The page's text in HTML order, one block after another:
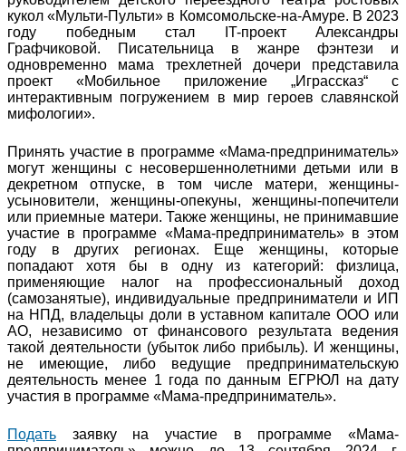
кукол «Мульти-Пульти» в Комсомольске-на-Амуре. В 2023
году победным стал IT-проект Александры
Графчиковой. Писательница в жанре фэнтези и
одновременно мама трехлетней дочери представила
проект «Мобильное приложение „Играссказ“ с
интерактивным погружением в мир героев славянской
мифологии».
Принять участие в программе «Мама-предприниматель»
могут женщины с несовершеннолетними детьми или в
декретном отпуске, в том числе матери, женщины-
усыновители, женщины-опекуны, женщины-попечители
или приемные матери. Также женщины, не принимавшие
участие в программе «Мама-предприниматель» в этом
году в других регионах. Еще женщины, которые
попадают хотя бы в одну из категорий: физлица,
применяющие налог на профессиональный доход
(самозанятые), индивидуальные предприниматели и ИП
на НПД, владельцы доли в уставном капитале ООО или
АО, независимо от финансового результата ведения
такой деятельности (убыток либо прибыль). И женщины,
не имеющие, либо ведущие предпринимательскую
деятельность менее 1 года по данным ЕГРЮЛ на дату
участия в программе «Мама-предприниматель».
Подать заявку на участие в программе «Мама-